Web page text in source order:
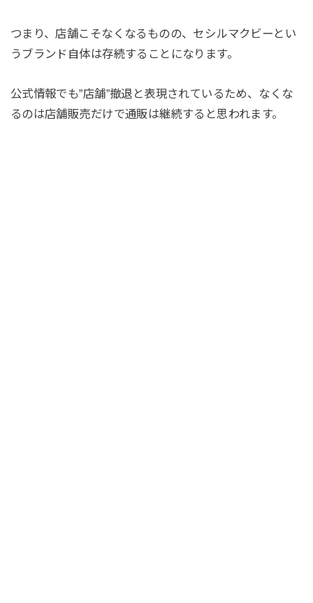
つまり、店舗こそなくなるものの、セシルマクビーとい
うブランド自体は存続することになります。
公式情報でも”店舗”撤退と表現されているため、なくな
るのは店舗販売だけで通販は継続すると思われます。